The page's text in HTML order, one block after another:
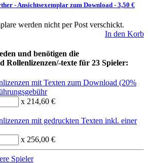
- Ansichtsexemplar zum Download - 3,50 €
werden nicht per Post verschickt.
In den Korb
und benötigen die
Rollenlizenzen/-texte für 23 Spieler:
mit Texten zum Download (20%
x 214,60 €
mit gedruckten Texten inkl. einer
x 256,00 €
Spieler